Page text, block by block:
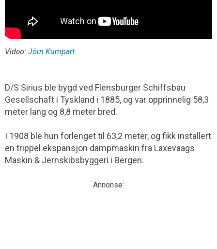
Video: Jörn Kumpart
D/S Sirius ble bygd ved Flensburger Schiffsbau
Gesellschaft i Tyskland i 1885, og var opprinnelig 58,3
meter lang og 8,8 meter bred.
I 1908 ble hun forlenget til 63,2 meter, og fikk installert
en trippel ekspansjon dampmaskin fra Laxevaags
Maskin & Jernskibsbyggeri i Bergen.
Annonse: